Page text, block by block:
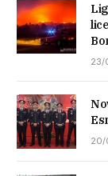
23/
20/